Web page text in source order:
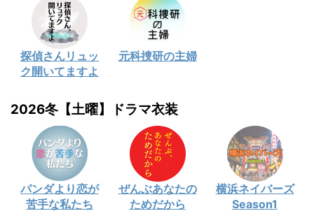
探偵さんリュッ
ク開いてますよ
元科捜研の主婦
2026冬【土曜】ドラマ衣装
パンダより恋が
苦手な私たち
ぜんぶあなたの
ためだから
横浜ネイバーズ
Season1